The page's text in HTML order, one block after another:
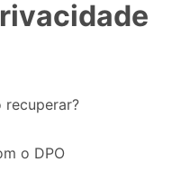
recuperar?
o DPO